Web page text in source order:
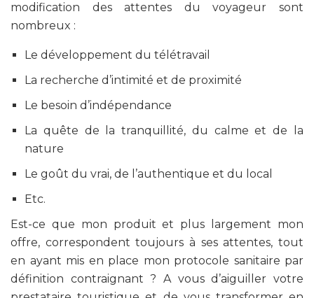
modification des attentes du voyageur sont
nombreux :
Le développement du télétravail
La recherche d’intimité et de proximité
Le besoin d’indépendance
La quête de la tranquillité, du calme et de la
nature
Le goût du vrai, de l’authentique et du local
Etc.
Est-ce que mon produit et plus largement mon
offre, correspondent toujours à ses attentes, tout
en ayant mis en place mon protocole sanitaire par
définition contraignant ? A vous d’aiguiller votre